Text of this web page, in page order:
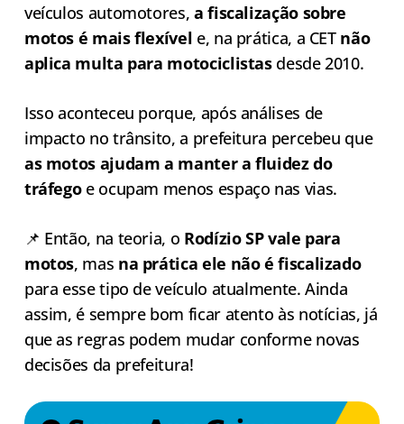
veículos automotores, a fiscalização sobre
motos é mais flexível e, na prática, a CET não
aplica multa para motociclistasdesde 2010.
Isso aconteceu porque, após análises de
impacto no trânsito, a prefeitura percebeu que
as motos ajudam a manter a fluidez do
tráfegoe ocupam menos espaço nas vias.
📌 Então, na teoria, o Rodízio SP vale para
motos, mas na prática ele não é fiscalizado
para esse tipo de veículo atualmente. Ainda
assim, é sempre bom ficar atento às notícias, já
que as regras podem mudar conforme novas
decisões da prefeitura!